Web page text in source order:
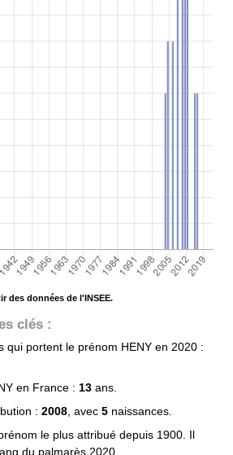
des données de l'INSEE.
clés :
qui portent le prénom HENY en 2020 :
en France : 13 ans.
: 2008, avec 5 naissances.
le plus attribué depuis 1900. Il
du palmarès 2020.